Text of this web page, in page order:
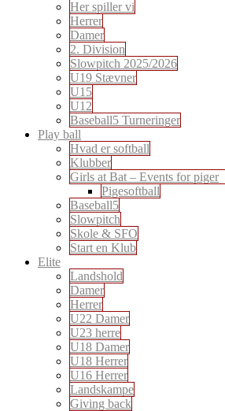
Her spiller vi
Herrer
Damer
2. Division
Slowpitch 2025/2026
U19 Stævner
U15
U12
Baseball5 Turneringer
Play ball
Hvad er softball
Klubber
Girls at Bat – Events for piger
Pigesoftball
Baseball5
Slowpitch
Skole & SFO
Start en Klub
Elite
Landshold
Damer
Herrer
U22 Damer
U23 herre
U18 Damer
U18 Herrer
U16 Herrer
Landskampe
Giving back